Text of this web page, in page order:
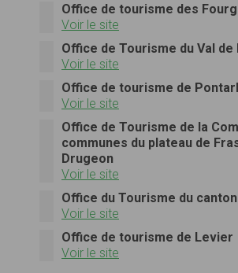
Office de tourisme des
Voir le site
Office de Tourisme du Val de
Voir le site
Office de tourisme de
Voir le site
Office de Tourisme de la
communes du plateau de
Drugeon
Voir le site
Office du Tourisme du
Voir le site
Office de tourisme de Levier
Voir le site